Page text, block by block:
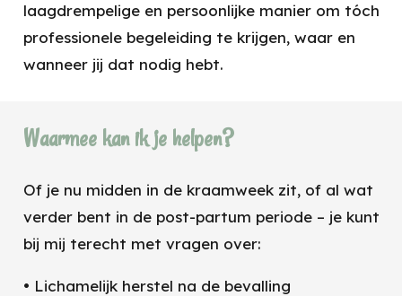
laagdrempelige en persoonlijke manier om tóch
professionele begeleiding te krijgen, waar en
wanneer jij dat nodig hebt.
Waarmee kan ik je helpen?
Of je nu midden in de kraamweek zit, of al wat
verder bent in de post-partum periode – je kunt
bij mij terecht met vragen over:
• Lichamelijk herstel na de bevalling